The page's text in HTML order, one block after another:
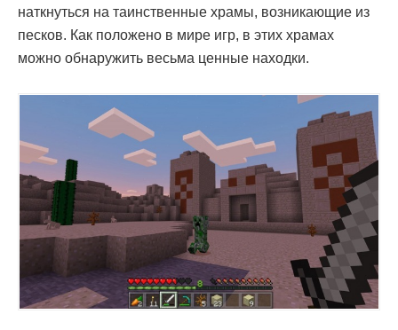
наткнуться на таинственные храмы, возникающие из
песков. Как положено в мире игр, в этих храмах
можно обнаружить весьма ценные находки.